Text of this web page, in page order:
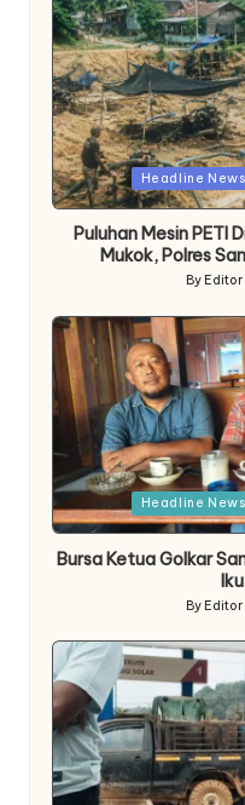
Posted
in
Headline News
Puluhan Mesin PETI
Mukok, Polres
Posted
By Editor
in
Headline News
Bursa Ketua Golkar
Posted
By Editor